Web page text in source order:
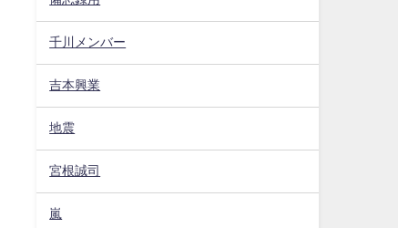
千川メンバー
吉本興業
地震
宮根誠司
嵐